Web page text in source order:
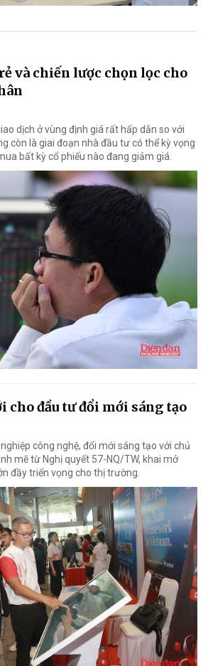
và chiến lược chọn lọc cho
dịch ở vùng định giá rất hấp dẫn so với
còn là giai đoạn nhà đầu tư có thể kỳ vọng
bất kỳ cổ phiếu nào đang giảm giá.
cho đầu tư đổi mới sáng tạo
công nghệ, đổi mới sáng tạo với chủ
mẽ từ Nghị quyết 57-NQ/TW, khai mở
đầy triển vọng cho thị trường.